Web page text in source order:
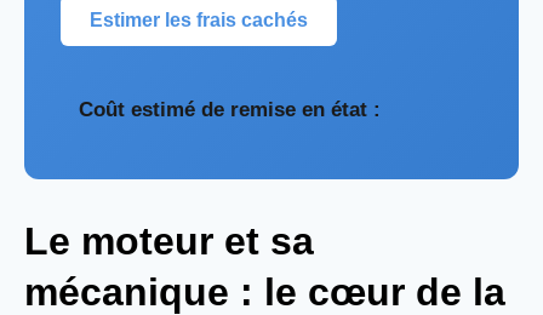
Estimer les frais cachés
Coût estimé de remise en état :
Le moteur et sa
mécanique : le cœur de la